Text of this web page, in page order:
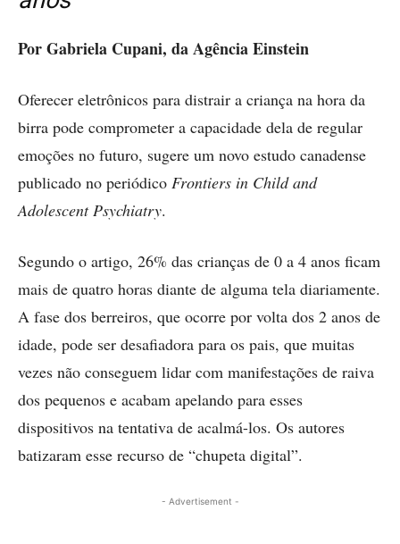
Por Gabriela Cupani, da Agência Einstein
Oferecer eletrônicos para distrair a criança na hora da
birra pode comprometer a capacidade dela de regular
emoções no futuro, sugere um novo estudo canadense
publicado no periódico Frontiers in Child and
Adolescent Psychiatry.
Segundo o artigo, 26% das crianças de 0 a 4 anos ficam
mais de quatro horas diante de alguma tela diariamente.
A fase dos berreiros, que ocorre por volta dos 2 anos de
idade, pode ser desafiadora para os pais, que muitas
vezes não conseguem lidar com manifestações de raiva
dos pequenos e acabam apelando para esses
dispositivos na tentativa de acalmá-los. Os autores
batizaram esse recurso de “chupeta digital”.
- Advertisement -